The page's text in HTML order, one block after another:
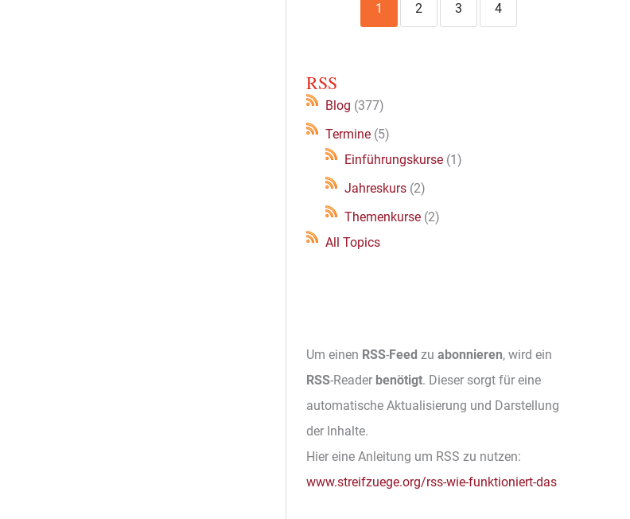
1 2 3 4
RSS
Blog (377)
Termine (5)
Einführungskurse (1)
Jahreskurs (2)
Themenkurse (2)
All Topics
Um einen RSS-Feed zu abonnieren, wird ein
RSS-Reader benötigt. Dieser sorgt für eine
automatische Aktualisierung und Darstellung
der Inhalte.
Hier eine Anleitung um RSS zu nutzen:
www.streifzuege.org/rss-wie-funktioniert-das